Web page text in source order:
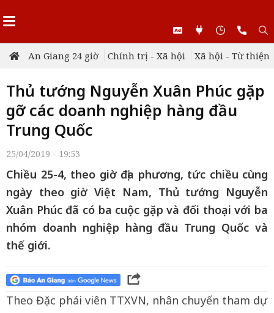
An Giang 24 giờ Chính trị - Xã hội Xã hội - Từ thiện
Thủ tướng Nguyễn Xuân Phúc gặp
gỡ các doanh nghiệp hàng đầu
Trung Quốc
25/04/2019 - 19:53
Chiều 25-4, theo giờ địa phương, tức chiều cùng
ngày theo giờ Việt Nam, Thủ tướng Nguyễn
Xuân Phúc đã có ba cuộc gặp và đối thoại với ba
nhóm doanh nghiệp hàng đầu Trung Quốc và
thế giới.
Theo Đặc phái viên TTXVN, nhân chuyến tham dự